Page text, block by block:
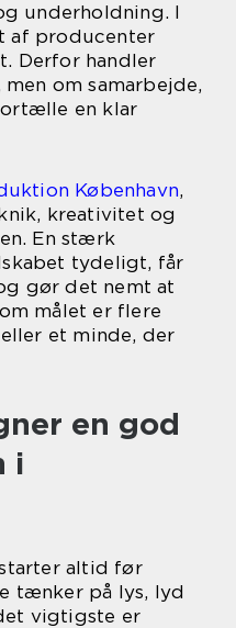
underholdning. I
af producenter
Derfor handler
om samarbejde,
en klar
København,
kreativitet og
En stærk
tydeligt, får
gør det nemt at
målet er flere
et minde, der
en god
i
altid før
tænker på lys, lyd
vigtigste er